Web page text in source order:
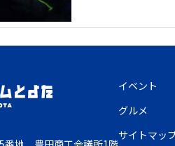
イベント
グルメ
サイトマッ